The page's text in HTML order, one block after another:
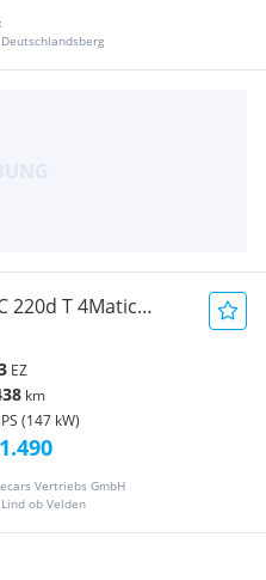
220d T 4Matic
RADAR
EZ
km
PS (147 kW)
Vertriebs GmbH
ob Velden